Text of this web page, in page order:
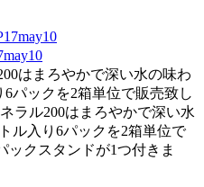
はまろやかで深い水の味わ
パックを2箱単位で販売致し
ラル200はまろやかで深い水
ル入り6パックを2箱単位で
クスタンドが1つ付きま